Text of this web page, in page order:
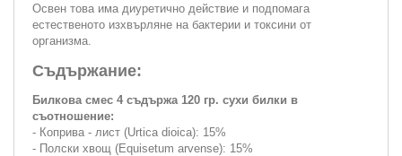
Освен това има диуретично действие и подпомага
естественото изхвърляне на бактерии и токсини от
организма.
Съдържание:
Билкова смес 4 съдържа 120 гр. сухи билки в
съотношение:
- Коприва - лист (Urtica dioica): 15%
- Полски хвощ (Equisetum arvense): 15%